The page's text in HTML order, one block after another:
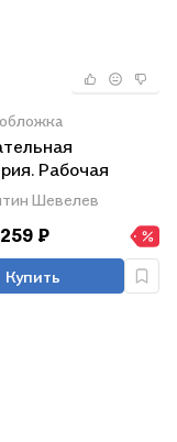
Рабочая
для детей 5-6
Шевелев
259 ₽
Купить